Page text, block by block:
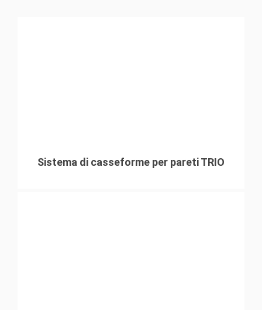
Sistema di casseforme per pareti TRIO